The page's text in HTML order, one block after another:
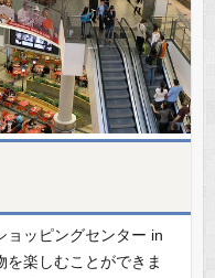
ョッピングセンター in
楽しむことができま